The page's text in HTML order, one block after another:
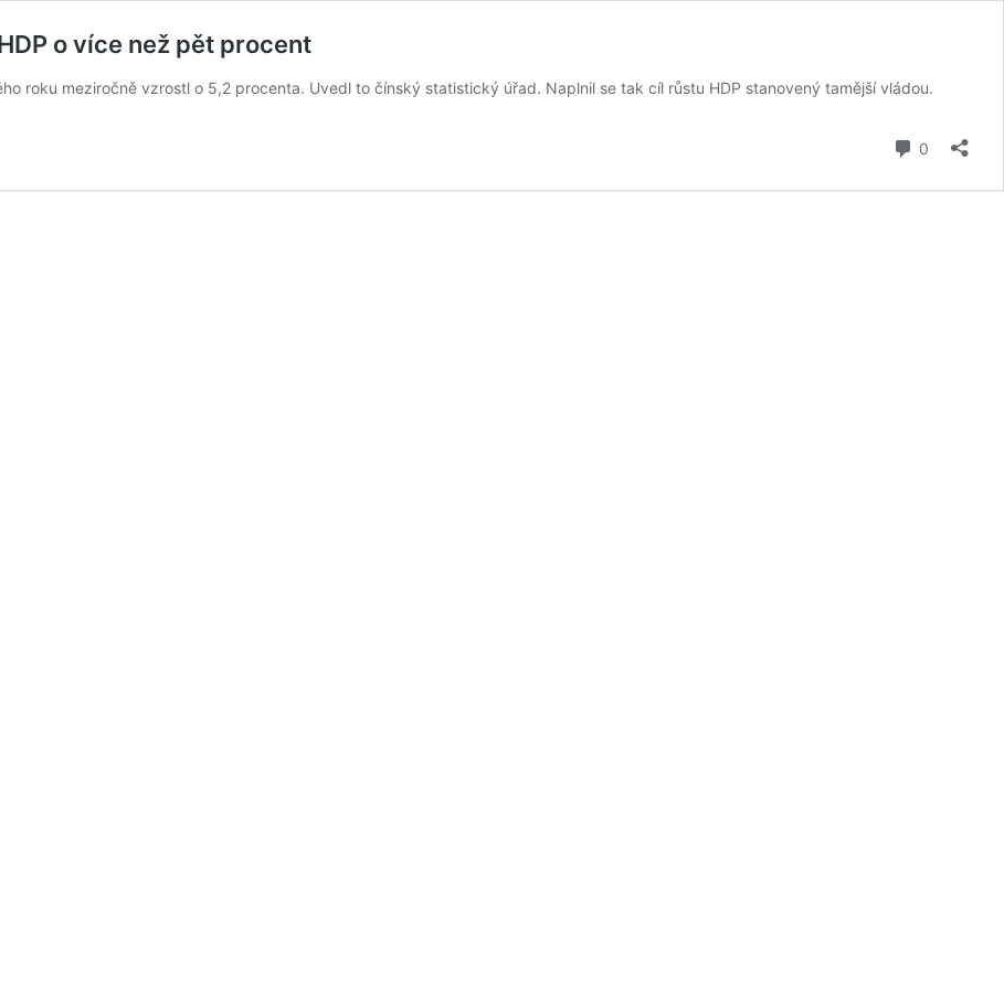
o více než pět procent
roku meziročně vzrostl o 5,2 procenta. Uvedl to čínský statistický úřad. Naplnil se tak cíl růstu HDP stanovený tamější vládou.
0 komentářů